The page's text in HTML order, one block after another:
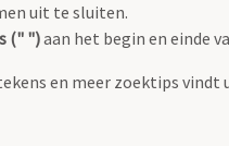
uit te sluiten.
(" ")aan het begin en einde
en meer zoektips vindt